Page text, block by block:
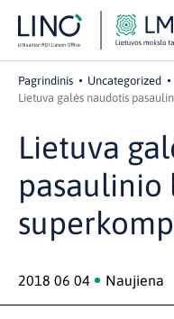
Pagrindinis
Uncategorized
Lietuva galės naudotis
Lietuva
pasaulinio
2018 06 04 Naujiena